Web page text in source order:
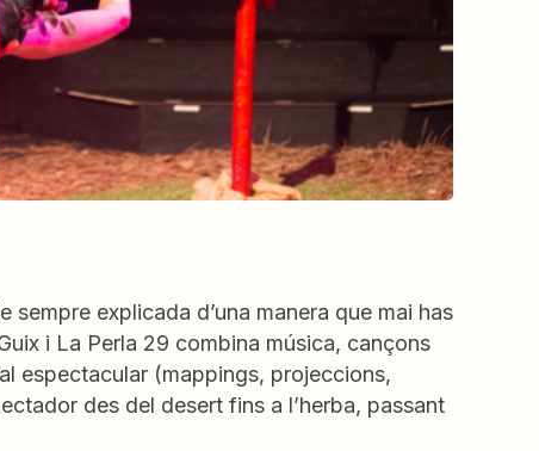
sempre explicada d’una manera que mai has
i La Perla 29 combina música, cançons
espectacular (mappings, projeccions,
des del desert fins a l’herba, passant